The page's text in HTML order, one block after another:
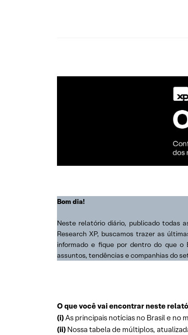
Bom dia!
Neste relatório diário, publicado todas
Research XP, buscamos trazer as
informado e fique por dentro do que o
assuntos, tendências e companhias do
O que você vai encontrar neste
(i)As principais notícias no Brasil e no
(ii) Nossa tabela de múltiplos,